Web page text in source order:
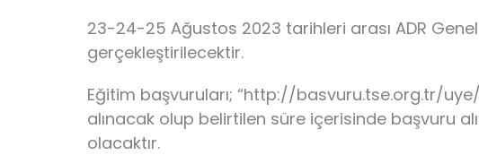
23-24-25 Ağustos 2023 tarihleri arası ADR
gerçekleştirilecektir.
Eğitim başvuruları; “http://basvuru.tse.org.tr/uye/
alınacak olup belirtilen süre içerisinde başvuru
olacaktır.